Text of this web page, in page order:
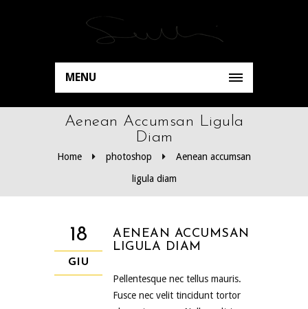
MENU
Aenean Accumsan Ligula
Diam
Home photoshop
Aenean accumsan
ligula diam
18
GIU
AENEAN ACCUMSAN
LIGULA DIAM
Pellentesque nec tellus mauris.
Fusce nec velit tincidunt tortor